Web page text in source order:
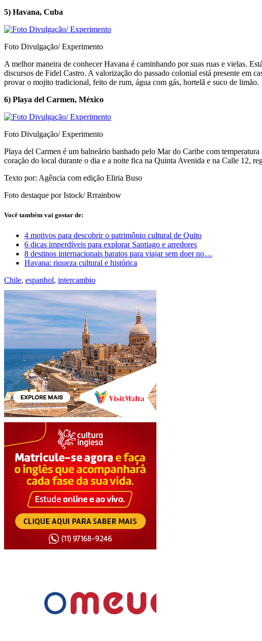
5) Havana, Cuba
Foto Divulgação/ Experimento
A melhor maneira de conhecer Havana é caminhando por suas ruas e vielas.
discursos de Fidel Castro. A valorização do passado colonial está presente em
provar o mojito tradicional, feito de rum, água com gás, hortelã e suco de limão.
6) Playa del Carmen, México
Foto Divulgação/ Experimento
Playa del Carmen é um balneário banhado pelo Mar do Caribe com
coração do local durante o dia e a noite fica na Quinta Avenida e na Calle 12,
Texto por: Agência com edição Eliria Buso
Foto destaque por Istock/ Rrrainbow
Você também vai gostar de:
4 motivos para descobrir o patrimônio cultural de Quito
6 dicas imperdíveis para explorar Santiago e arredores
8 destinos internacionais baratos para viajar sem doer no…
Havana: riqueza cultural e histórica
Chile, espanhol, intercambio